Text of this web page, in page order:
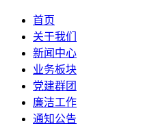
首页
关于我们
新闻中心
业务板块
党建群团
廉洁工作
通知公告